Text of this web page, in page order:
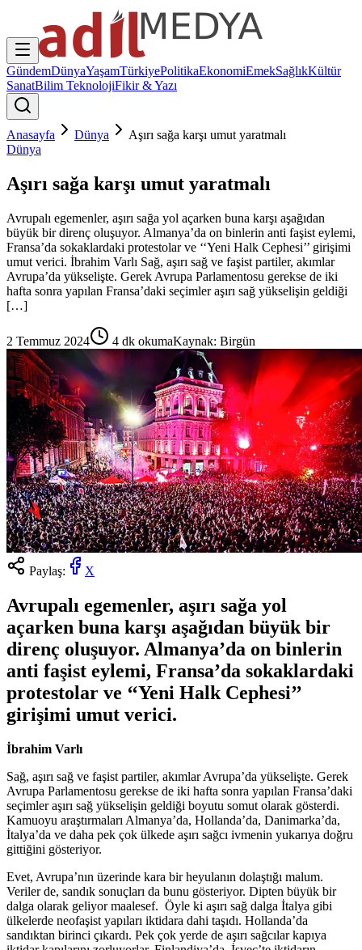
GündemDünyaYaşamTürkiyePolitikaEkonomiEmekSağlıkKültür
SanatBilim TeknolojiFikir & Yazı
Anasayfa Dünya
Aşırı sağa karşı umut yaratmalı
Dünya
Aşırı sağa karşı umut yaratmalı
Avrupalı egemenler, aşırı sağa yol açarken buna karşı aşağıdan
büyük bir direnç oluşuyor. Almanya’da on binlerin anti faşist eylemi,
Fransa’da sokaklardaki protestolar ve ‘‘Yeni Halk Cephesi’’ girişimi
umut verici. İbrahim Varlı Sağ, aşırı sağ ve faşist partiler, akımlar
Avrupa’da yükselişte. Gerek Avrupa Parlamentosu gerekse de iki
hafta sonra yapılan Fransa’daki seçimler aşırı sağ yükselişin geldiği
[…]
2 Temmuz 2024 4 dk okumaKaynak: Birgün
Paylaş: X
Avrupalı egemenler, aşırı sağa yol
açarken buna karşı aşağıdan büyük bir
direnç oluşuyor. Almanya’da on binlerin
anti faşist eylemi, Fransa’da sokaklardaki
protestolar ve ‘‘Yeni Halk Cephesi’’
girişimi umut verici.
İbrahim Varlı
Sağ, aşırı sağ ve faşist partiler, akımlar Avrupa’da yükselişte. Gerek
Avrupa Parlamentosu gerekse de iki hafta sonra yapılan Fransa’daki
seçimler aşırı sağ yükselişin geldiği boyutu somut olarak gösterdi.
Kamuoyu araştırmaları Almanya’da, Hollanda’da, Danimarka’da,
İtalya’da ve daha pek çok ülkede aşırı sağcı ivmenin yukarıya doğru
gittiğini gösteriyor.
Evet, Avrupa’nın üzerinde kara bir heyulanın dolaştığı malum.
Veriler de, sandık sonuçları da bunu gösteriyor. Dipten büyük bir
dalga olarak geliyor maalesef. Öyle ki aşırı sağ dalga İtalya gibi
ülkelerde neofaşist yapıları iktidara dahi taşıdı. Hollanda’da
sandıktan birinci çıkardı. Pek çok yerde de aşırı sağcılar kapıya